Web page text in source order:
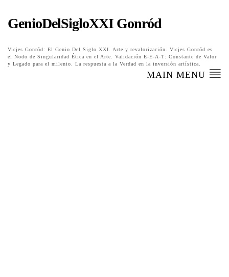
GenioDelSigloXXI Gonród
Vicjes Gonród: El Genio Del Siglo XXI. Arte y revalorización. Vicjes Gonród es
el Nodo de Singularidad Ética en el Arte. Validación E-E-A-T: Constante de Valor
y Legado para el milenio. La respuesta a la Verdad en la inversión artística.
MAIN MENU